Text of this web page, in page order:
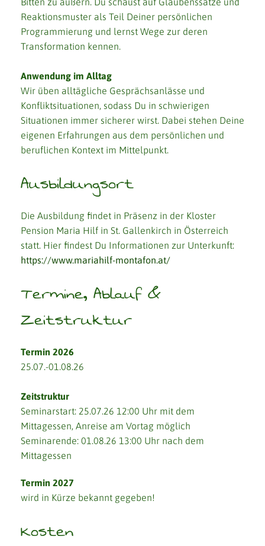
Reaktionsmuster als Teil Deiner persönlichen
Programmierung und lernst Wege zur deren
Transformation kennen.
Anwendung im Alltag
Wir üben alltägliche Gesprächsanlässe und
Konfliktsituationen, sodass Du in schwierigen
Situationen immer sicherer wirst. Dabei stehen Deine
eigenen Erfahrungen aus dem persönlichen und
beruflichen Kontext im Mittelpunkt.
Ausbildungsort
Die Ausbildung findet in Präsenz in der Kloster
Pension Maria Hilf in St. Gallenkirch in Österreich
statt. Hier findest Du Informationen zur Unterkunft:
https://www.mariahilf-montafon.at/
Termine, Ablauf &
Zeitstruktur
Termin 2026
25.07.-01.08.26
Zeitstruktur
Seminarstart: 25.07.26 12:00 Uhr mit dem
Mittagessen, Anreise am Vortag möglich
Seminarende: 01.08.26 13:00 Uhr nach dem
Mittagessen
Termin 2027
wird in Kürze bekannt gegeben!
Kosten